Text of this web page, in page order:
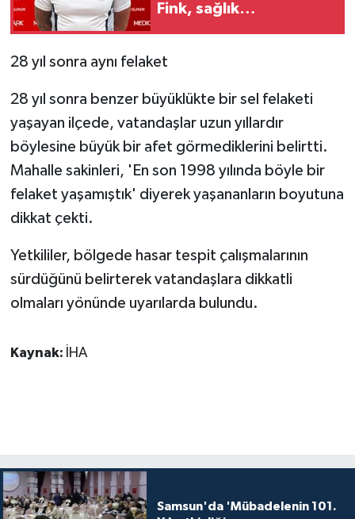
Fink, sağlık
28 yıl sonra aynı felaket
28 yıl sonra benzer büyüklükte bir sel felaketi
yaşayan ilçede, vatandaşlar uzun yıllardır
böylesine büyük bir afet görmediklerini belirtti.
Mahalle sakinleri, 'En son 1998 yılında böyle bir
felaket yaşamıştık' diyerek yaşananların boyutuna
dikkat çekti.
Yetkililer, bölgede hasar tespit çalışmalarının
sürdüğünü belirterek vatandaşlara dikkatli
olmaları yönünde uyarılarda bulundu.
Kaynak: İHA
Samsun'da 'Mübadelenin 101.